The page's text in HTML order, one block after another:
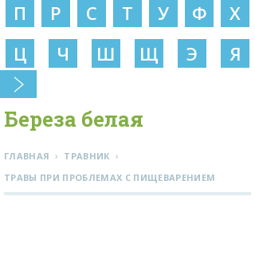
П
Р С Т У Ф
Х
Ц
Ч Ш Щ Э Я
Береза белая
ГЛАВНАЯ › ТРАВНИК ›
ТРАВЫ ПРИ ПРОБЛЕМАХ С ПИЩЕВАРЕНИЕМ